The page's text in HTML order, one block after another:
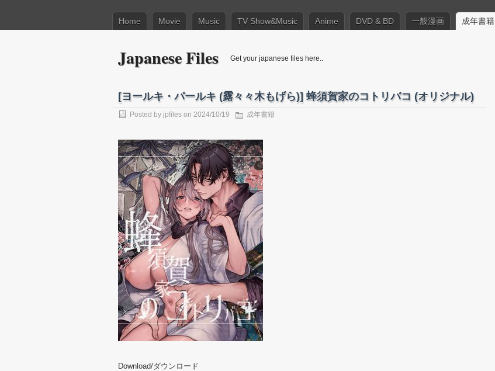
Home Movie Music TV Show&Music Anime DVD & BD 一般漫画 成年書籍
Japanese Files Get your japanese files here..
[ヨールキ・パールキ (露々々木もげら)] 蜂須賀家のコトリバコ (オリジナル)
Posted by jpfiles on 2024/10/19 成年書籍
Download/ダウンロード